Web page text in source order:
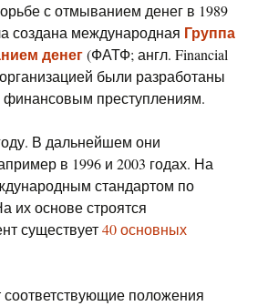
с отмыванием денег в 1989
создана международная Группа
денег(ФАТФ; англ. Financial
были разработаны
преступлениям.
В дальнейшем они
в 1996 и 2003 годах. На
стандартом по
их основе строятся
существует40 основных
положения